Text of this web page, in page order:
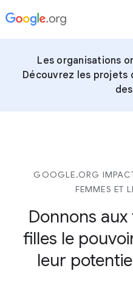
Les organisations
Découvrez les projets
GOOGLE.ORG
FEMMES ET
Donnons
filles le
leur